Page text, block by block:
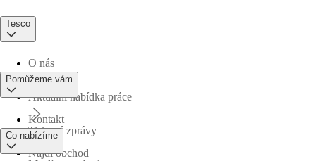
Tesco
O nás
Aktuální nabídka práce
Tiskové zprávy
Pomůžeme vám
Kontakt
Najdi obchod
Co nabízíme